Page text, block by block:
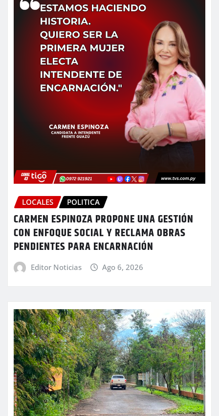
LOCALES POLITICA
CARMEN ESPINOZA PROPONE UNA GESTIÓN
CON ENFOQUE SOCIAL Y RECLAMA OBRAS
PENDIENTES PARA ENCARNACIÓN
Editor Noticias Ago 6, 2026